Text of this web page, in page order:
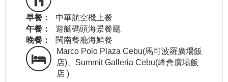
早餐：
中華航空機上餐
午餐：
遊艇碼頭海景餐廳
晚餐：
閩南餐廳海鮮餐
Marco Polo Plaza Cebu(馬可波羅廣場飯
店)、Summit Galleria Cebu(峰會廣場飯
店 )